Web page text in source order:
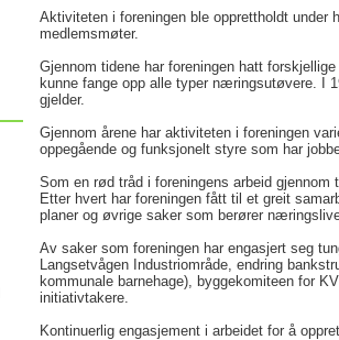
Aktiviteten i foreningen ble opprettholdt
medlemsmøter.
Gjennom tidene har foreningen hatt
kunne fange opp alle typer næringsutøvere. I
gjelder.
Gjennom årene har aktiviteten i foreningen
oppegående og funksjonelt styre som har
Som en rød tråd i foreningens arbeid
Etter hvert har foreningen fått til et greit
planer og øvrige saker som berører
Av saker som foreningen har engasjert seg
Langsetvågen Industriområde, endring
kommunale barnehage), byggekomiteen for
initiativtakere.
Kontinuerlig engasjement i arbeidet for å